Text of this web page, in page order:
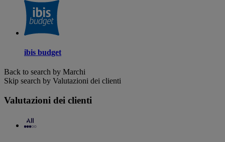
ibis budget
Back to search by Marchi
Skip search by Valutazioni dei clienti
Valutazioni dei clienti